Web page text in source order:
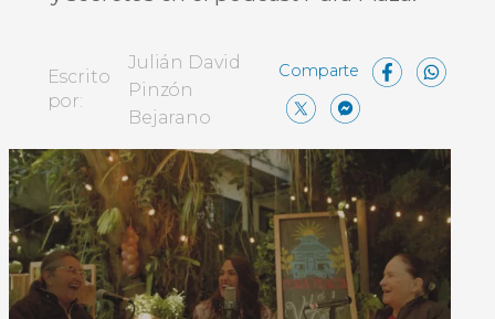
Escrito
por:
Julián David
Pinzón
Bejarano
X